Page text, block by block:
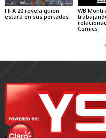
FIFA 20 revela quien
estará en sus portadas
WB
Comics